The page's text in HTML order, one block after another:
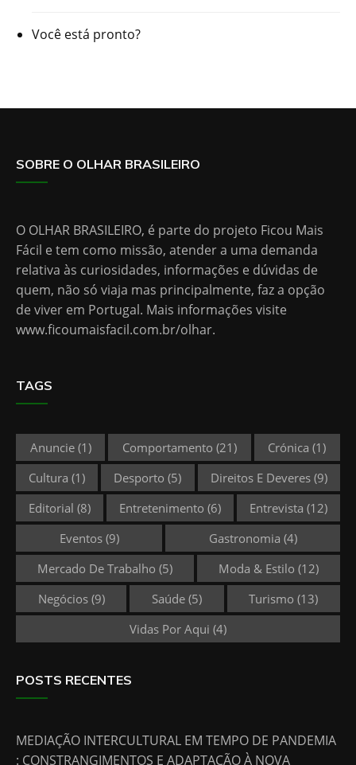
Você está pronto?
SOBRE O OLHAR BRASILEIRO
O OLHAR BRASILEIRO, é parte do projeto Ficou Mais
Fácil e tem como missão, atender a uma demanda
relativa às curiosidades, informações e dúvidas de
quem, não só viaja mas principalmente, faz a opção
de viver em Portugal. Mais informações visite
www.ficoumaisfacil.com.br/olhar.
TAGS
Anuncie(1) Comportamento (21) Crónica (1)
Cultura (1) Desporto (5) Direitos E Deveres(9)
Editorial (8) Entretenimento (6) Entrevista (12)
Eventos(9) Gastronomia (4)
Mercado De Trabalho (5) Moda & Estilo (12)
Negócios(9) Saúde(5) Turismo (13)
Vidas Por Aqui (4)
POSTS RECENTES
MEDIAÇÃO INTERCULTURAL EM TEMPO DE PANDEMIA
: CONSTRANGIMENTOS E ADAPTAÇÃO À NOVA